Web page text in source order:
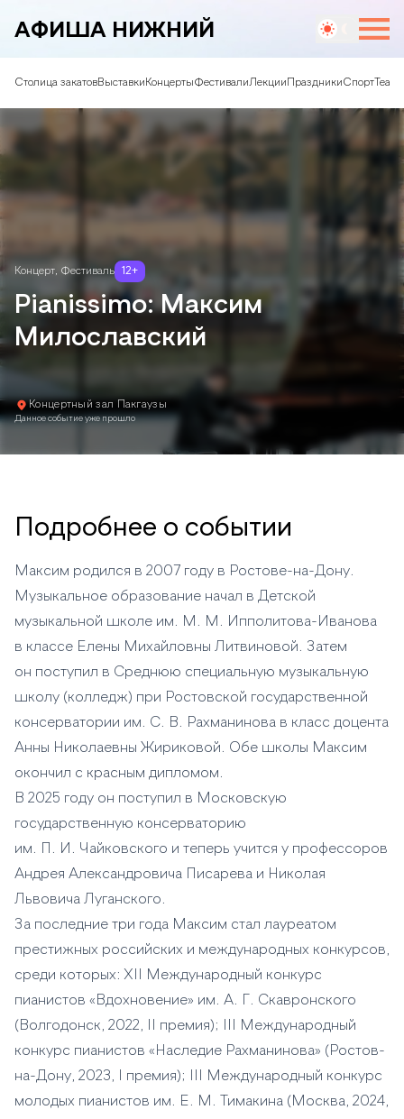
АФИША НИЖНИЙ
Столица закатовВыставкиКонцертыФестивалиЛекции ПраздникиСпорт
Концерт, Фестиваль 12+
Pianissimo: Максим
Милославский
Концертный зал Пакгаузы
Данное событие уже прошло
Подробнее о событии
Максим родился в 2007 году в Ростове-на-Дону.
Музыкальное образование начал в Детской
музыкальной школе им. М. М. Ипполитова-Иванова
в классе Елены Михайловны Литвиновой. Затем
он поступил в Среднюю специальную музыкальную
школу (колледж) при Ростовской государственной
консерватории им. С. В. Рахманинова в класс доцента
Анны Николаевны Жириковой. Обе школы Максим
окончил с красным дипломом.
В 2025 году он поступил в Московскую
государственную консерваторию
им. П. И. Чайковского и теперь учится у профессоров
Андрея Александровича Писарева и Николая
Львовича Луганского.
За последние три года Максим стал лауреатом
престижных российских и международных конкурсов,
среди которых: XII Международный конкурс
пианистов «Вдохновение» им. А. Г. Скавронского
(Волгодонск, 2022, II премия); III Международный
конкурс пианистов «Наследие Рахманинова» (Ростов-
на-Дону, 2023, I премия); III Международный конкурс
молодых пианистов им. Е. М. Тимакина (Москва, 2024,